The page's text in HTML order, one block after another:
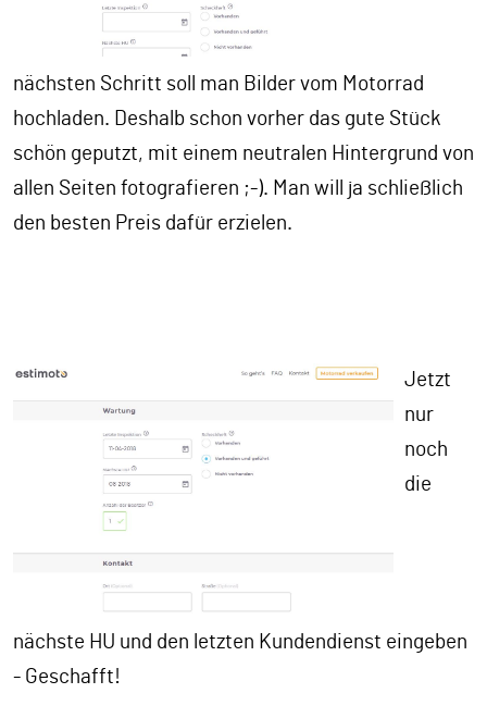
nächsten Schritt soll man Bilder vom Motorrad
hochladen. Deshalb schon vorher das gute Stück
schön geputzt, mit einem neutralen Hintergrund von
allen Seiten fotografieren ;-). Man will ja schließlich
den besten Preis dafür erzielen.
Jetzt
nur
noch
die
nächste HU und den letzten Kundendienst eingeben
- Geschafft!